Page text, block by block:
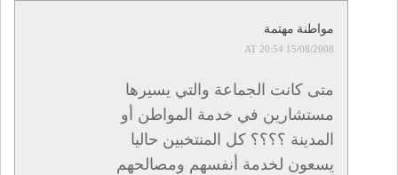
مواطنة مهتمة
15/08/2008 AT 20:54
متى كانت الجماعة والتي يسيرها
مستشارين في خدمة المواطن أو
المدينة ؟؟؟؟ كل المنتخبين حاليا
يسعون لخدمة أنفسهم ومصالحهم